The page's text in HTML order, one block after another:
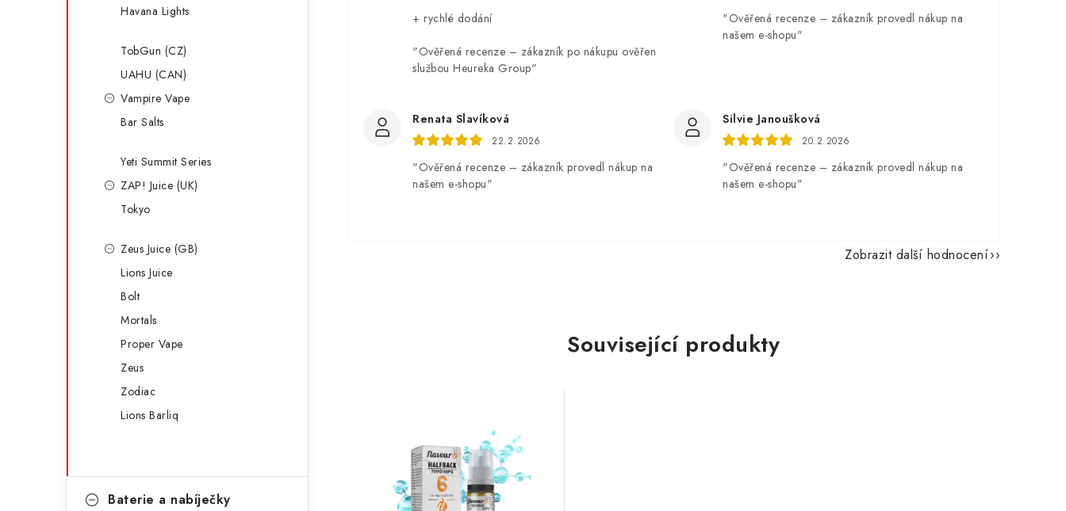
Havana Lights
TobGun (CZ)
UAHU (CAN)
Vampire Vape
Bar Salts
Yeti Summit Series
ZAP! Juice (UK)
Tokyo
Zeus Juice (GB)
Lions Juice
Bolt
Mortals
Proper Vape
Zeus
Zodiac
Lions Barliq
Baterie a nabíječky
+ rychlé dodání
"Ověřená recenze – zákazník po nákupu ověřen
službou Heureka Group"
"Ověřená recenze – zákazník provedl nákup na
našem e-shopu"
Renata Slavíková
22.2.2026
"Ověřená recenze – zákazník provedl nákup na
našem e-shopu"
Silvie Janoušková
20.2.2026
"Ověřená recenze – zákazník provedl nákup na
našem e-shopu"
Zobrazit další hodnocení
Související produkty